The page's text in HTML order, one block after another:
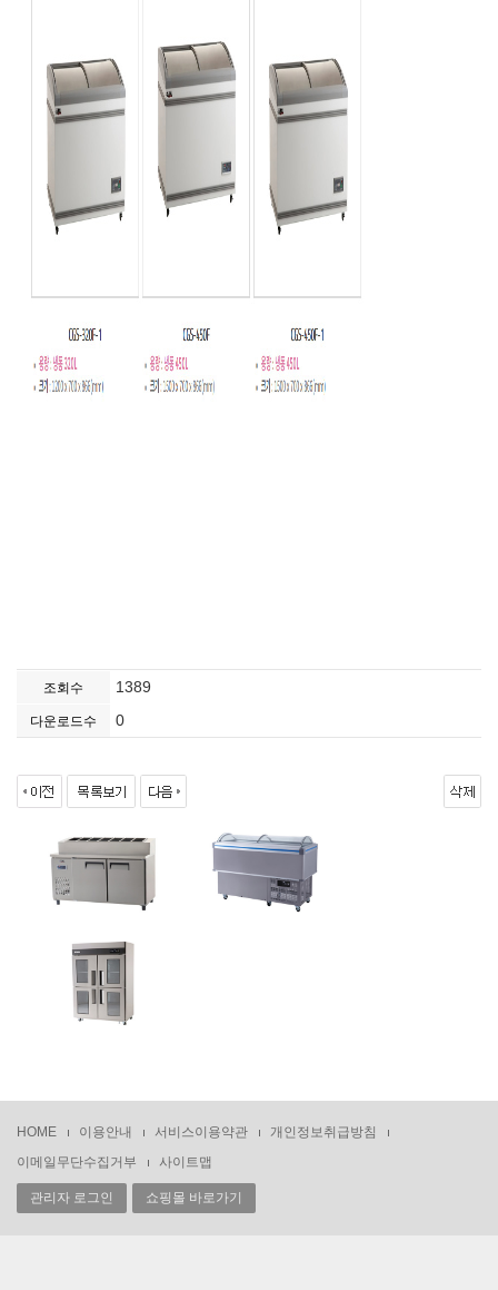
조회수 1389
다운로드수 0
HOME 이용안내 서비스이용약관
개인정보취급방침
이메일무단수집거부
사이트맵
관리자 로그인 쇼핑몰 바로가기